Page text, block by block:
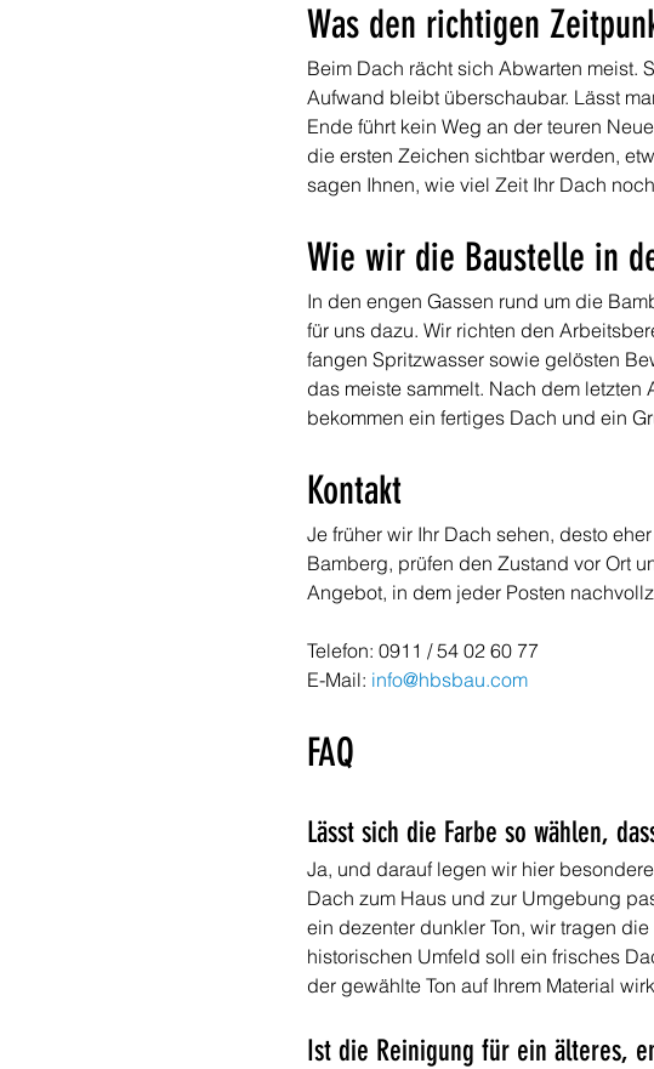
Was den richtigen
Beim Dach rächt sich Abwarten meist.
Aufwand bleibt überschaubar. Lässt
Ende führt kein Weg an der teuren
die ersten Zeichen sichtbar werden,
sagen Ihnen, wie viel Zeit Ihr Dach
Wie wir die Baustelle in
In den engen Gassen rund um die
für uns dazu. Wir richten den
fangen Spritzwasser sowie gelösten
das meiste sammelt. Nach dem
bekommen ein fertiges Dach und ein
Kontakt
Je früher wir Ihr Dach sehen, desto
Bamberg, prüfen den Zustand vor Ort
Angebot, in dem jeder Posten
Telefon: 0911 / 54 02 60 77
E-Mail: info@hbsbau.com
FAQ
Lässt sich die Farbe so wählen,
Ja, und darauf legen wir hier
Dach zum Haus und zur Umgebung
ein dezenter dunkler Ton, wir tragen
historischen Umfeld soll ein frisches
der gewählte Ton auf Ihrem Material
Ist die Reinigung für ein älteres,